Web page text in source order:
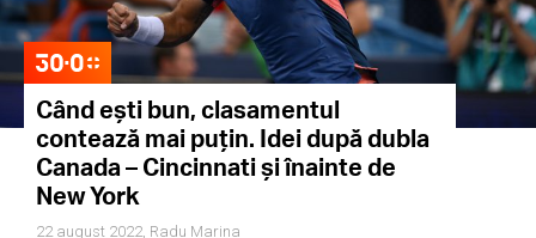
Când ești bun, clasamentul
contează mai puțin. Idei după dubla
Canada – Cincinnati și înainte de
New York
22 august 2022, Radu Marina